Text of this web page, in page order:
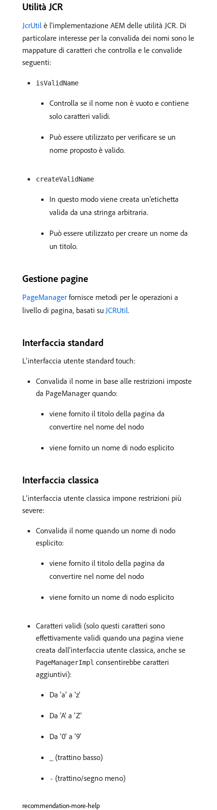
Utilità JCR
JcrUtil è l'implementazione AEM delle utilità JCR. Di
particolare interesse per la convalida dei nomi sono le
mappature di caratteri che controlla e le convalide
seguenti:
isValidName
Controlla se il nome non è vuoto e contiene
solo caratteri validi.
Può essere utilizzato per verificare se un
nome proposto è valido.
createValidName
In questo modo viene creata un'etichetta
valida da una stringa arbitraria.
Può essere utilizzato per creare un nome da
un titolo.
Gestione pagine
PageManager fornisce metodi per le operazioni a
livello di pagina, basati su JCRUtil.
Interfaccia standard
L’interfaccia utente standard touch:
Convalida il nome in base alle restrizioni imposte
da PageManager quando:
viene fornito il titolo della pagina da
convertire nel nome del nodo
viene fornito un nome di nodo esplicito
Interfaccia classica
L’interfaccia utente classica impone restrizioni più
severe:
Convalida il nome quando un nome di nodo
esplicito:
viene fornito il titolo della pagina da
convertire nel nome del nodo
viene fornito un nome di nodo esplicito
Caratteri validi (solo questi caratteri sono
effettivamente validi quando una pagina viene
creata dall'interfaccia utente classica, anche se
PageManagerImpl consentirebbe caratteri
aggiuntivi):
Da 'a' a 'z'
Da 'A' a 'Z'
Da '0' a '9'
_ (trattino basso)
- (trattino/segno meno)
recommendation-more-help